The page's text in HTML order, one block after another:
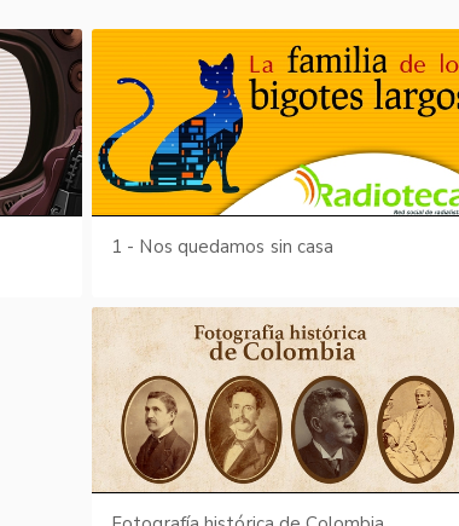
1 - Nos quedamos sin casa